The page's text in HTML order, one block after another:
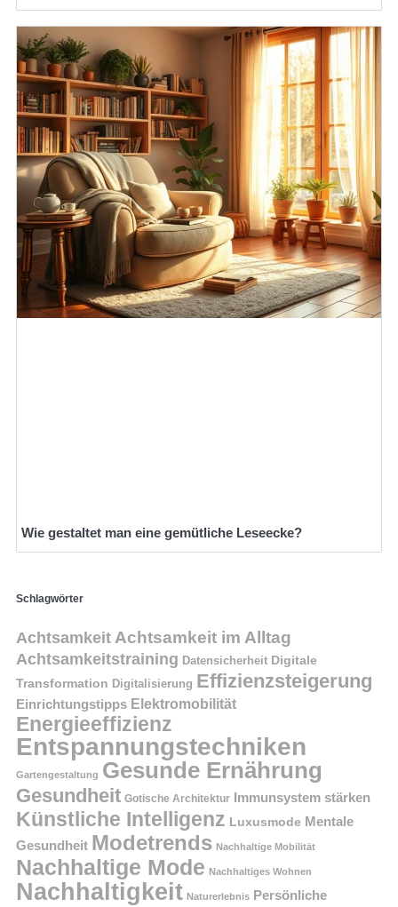
Wie gestaltet man eine gemütliche Leseecke?
Schlagwörter
Achtsamkeit Achtsamkeit im Alltag
Achtsamkeitstraining Datensicherheit Digitale
Transformation Digitalisierung Effizienzsteigerung
Einrichtungstipps Elektromobilität
Energieeffizienz
Entspannungstechniken
Gartengestaltung Gesunde Ernährung
Gesundheit Gotische Architektur Immunsystem stärken
Künstliche Intelligenz Luxusmode Mentale
Gesundheit Modetrends Nachhaltige Mobilität
Nachhaltige Mode Nachhaltiges Wohnen
Nachhaltigkeit Naturerlebnis Persönliche